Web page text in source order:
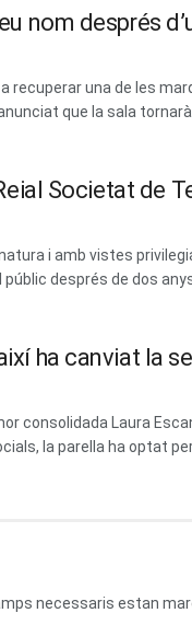
nom després
recuperar una de les
que la sala
Societat de
i amb vistes
després de dos
ha canviat la
consolidada Laura
la parella ha optat
necessaris estan